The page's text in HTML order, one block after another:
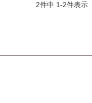
2件中 1-2件表示